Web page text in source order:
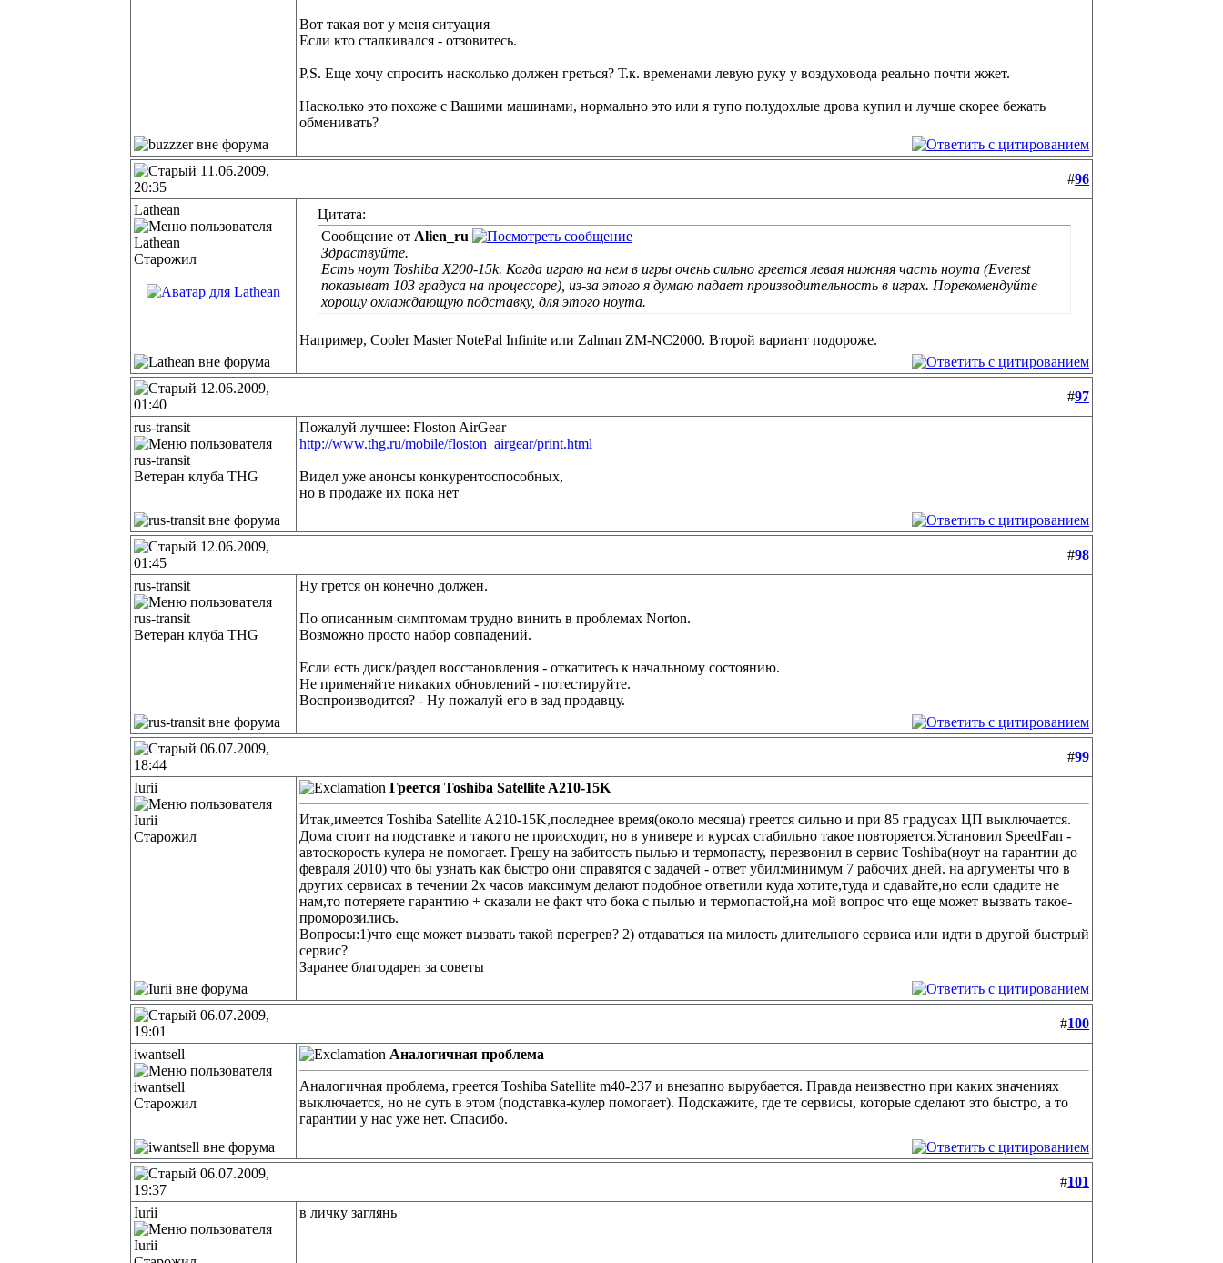
Вот такая вот у меня ситуация
Если кто сталкивался - отзовитесь.
P.S. Еще хочу спросить насколько должен греться? Т.к. временами левую руку у воздуховода реально почти жжет.
Насколько это похоже с Вашими машинами, нормально это или я тупо полудохлые дрова купил и лучше скорее бежать
обменивать?
11.06.2009,
20:35
#96
Lathean
Старожил
Цитата:
Сообщение от Alien_ru
Здраствуйте.
Есть ноут Toshiba X200-15k. Когда играю на нем в игры очень сильно греется левая нижняя часть ноута (Everest
показыват 103 градуса на процессоре), из-за этого я думаю падает производительность в играх. Порекомендуйте
хорошу охлаждающую подставку, для этого ноута.
Например, Cooler Master NotePal Infinite или Zalman ZM-NC2000. Второй вариант подороже.
12.06.2009,
01:40
#97
rus-transit
Ветеран клуба THG
Пожалуй лучшее: Floston AirGear
http://www.thg.ru/mobile/floston_airgear/print.html
Видел уже анонсы конкурентоспособных,
но в продаже их пока нет
12.06.2009,
01:45
#98
rus-transit
Ветеран клуба THG
Ну грется он конечно должен.
По описанным симптомам трудно винить в проблемах Norton.
Возможно просто набор совпадений.
Если есть диск/раздел восстановления - откатитесь к начальному состоянию.
Не применяйте никаких обновлений - потестируйте.
Воспроизводится? - Ну пожалуй его в зад продавцу.
06.07.2009,
18:44
#99
Iurii
Старожил
Греется Toshiba Satellite A210-15K
Итак,имеется Toshiba Satellite A210-15K,последнее время(около месяца) греется сильно и при 85 градусах ЦП выключается.
Дома стоит на подставке и такого не происходит, но в универе и курсах стабильно такое повторяется.Установил SpeedFan -
автоскорость кулера не помогает. Грешу на забитость пылью и термопасту, перезвонил в сервис Toshiba(ноут на гарантии до
февраля 2010) что бы узнать как быстро они справятся с задачей - ответ убил:минимум 7 рабочих дней. на аргументы что в
других сервисах в течении 2х часов максимум делают подобное ответили куда хотите,туда и сдавайте,но если сдадите не
нам,то потеряете гарантию+ сказали не факт что бока с пылью и термопастой,на мой вопрос что еще может вызвать такое-
проморозились.
Вопросы:1)что еще может вызвать такой перегрев? 2) отдаваться на милость длительного сервиса или идти в другой быстрый
сервис?
Заранее благодарен за советы
06.07.2009,
19:01
#100
iwantsell
Старожил
Аналогичная проблема
Аналогичная проблема, греется Toshiba Satellite m40-237 и внезапно вырубается. Правда неизвестно при каких значениях
выключается, но не суть в этом (подставка-кулер помогает). Подскажите, где те сервисы, которые сделают это быстро, а то
гарантии у нас уже нет. Спасибо.
06.07.2009,
19:37
#101
Iurii
в личку заглянь